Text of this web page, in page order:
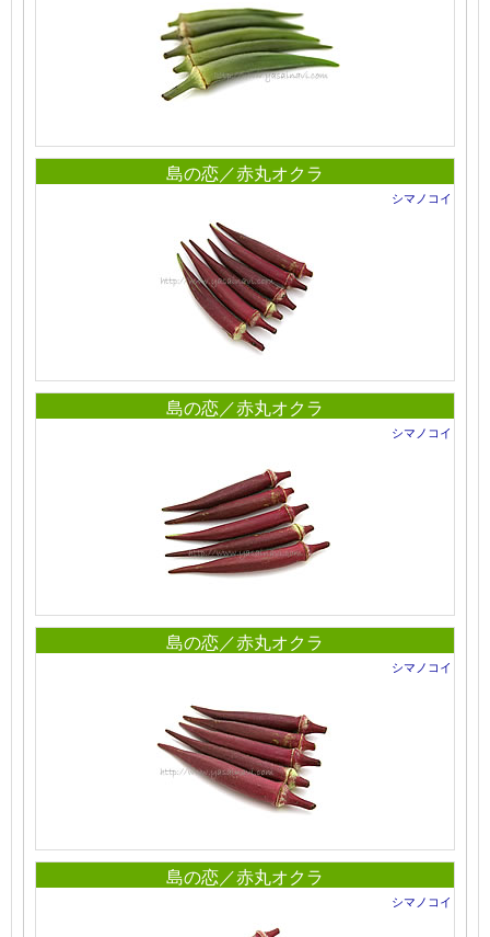
島の恋／赤丸オクラ
シマノコイ
島の恋／赤丸オクラ
シマノコイ
島の恋／赤丸オクラ
シマノコイ
島の恋／赤丸オクラ
シマノコイ